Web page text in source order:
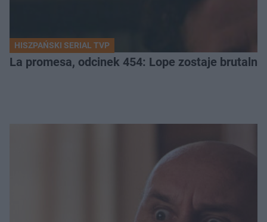
HISZPAŃSKI SERIAL TVP
La promesa, odcinek 454: Lope zostaje